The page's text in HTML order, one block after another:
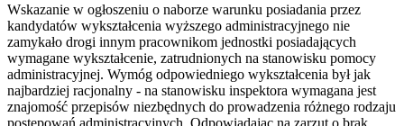
Wskazanie w ogłoszeniu o naborze warunku posiadania przez
kandydatów wykształcenia wyższego administracyjnego nie
zamykało drogi innym pracownikom jednostki posiadających
wymagane wykształcenie, zatrudnionych na stanowisku pomocy
administracyjnej. Wymóg odpowiedniego wykształcenia był jak
najbardziej racjonalny - na stanowisku inspektora wymagana jest
znajomość przepisów niezbędnych do prowadzenia różnego rodzaju
postępowań administracyjnych. Odpowiadając na zarzut o brak